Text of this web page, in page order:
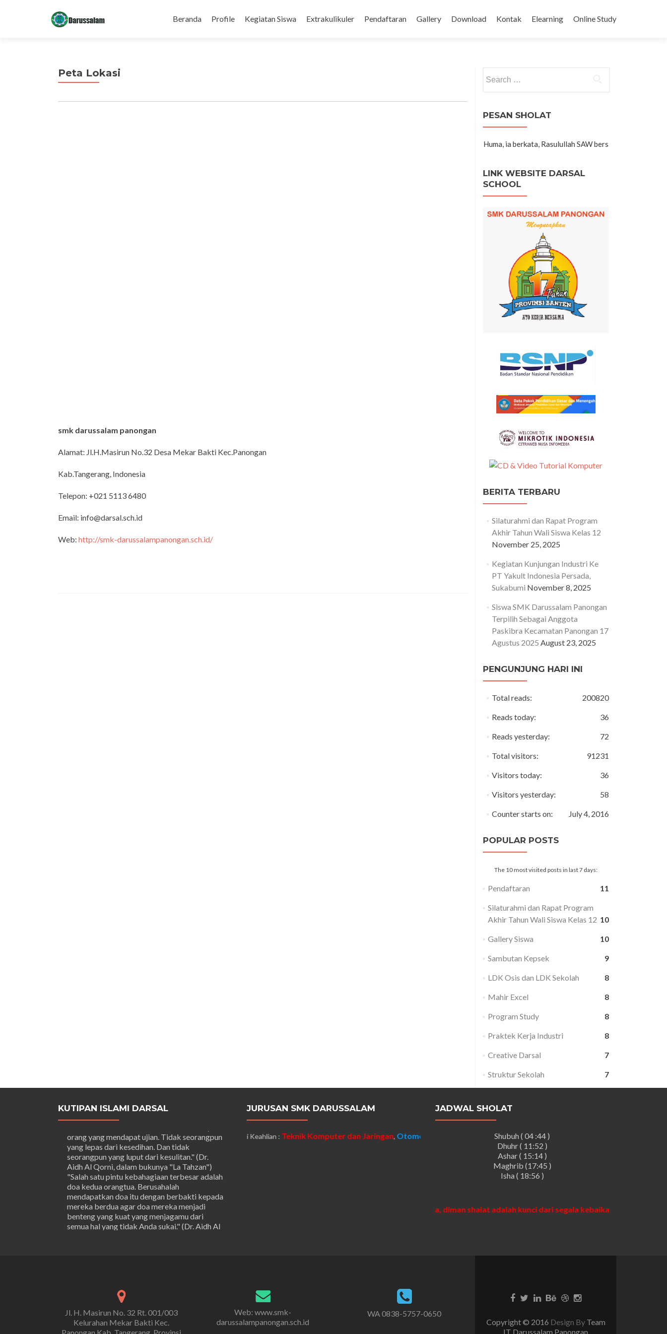
Beranda
Profile Kegiatan Siswa Extrakulikuler Pendaftaran Gallery Download Kontak Elearning Online Study
Peta Lokasi
smk darussalam panongan
Alamat: Jl.H.Masirun No.32 Desa Mekar Bakti Kec.Panongan
Kab.Tangerang, Indonesia
Telepon: +021 5113 6480
Email: info@darsal.sch.id
Web: http://smk-darussalampanongan.sch.id/
PESAN SHOLAT
Dari Ibnu Umar R. Huma, ia berkata, Rasulullah SAW bersabda,"
LINK WEBSITE DARSAL
SCHOOL
BERITA TERBARU
Silaturahmi dan Rapat Program
Akhir Tahun Wali Siswa Kelas 12
November 25, 2025
Kegiatan Kunjungan Industri Ke
PT Yakult Indonesia Persada,
Sukabumi November 8, 2025
Siswa SMK Darussalam Panongan
Terpilih Sebagai Anggota
Paskibra Kecamatan Panongan 17
Agustus 2025 August 23, 2025
PENGUNJUNG HARI INI
200820
Total reads:
36
Reads today:
72
Reads yesterday:
91231
Total visitors:
36
Visitors today:
58
Visitors yesterday:
July 4, 2016
Counter starts on:
POPULAR POSTS
The 10 most visited posts in last 7 days:
Pendaftaran 11
Silaturahmi dan Rapat Program
Akhir Tahun Wali Siswa Kelas 12 10
Gallery Siswa 10
Sambutan Kepsek 9
LDK Osis dan LDK Sekolah 8
Mahir Excel 8
Program Study 8
Praktek Kerja Industri 8
Creative Darsal 7
Struktur Sekolah 7
KUTIPAN ISLAMI DARSAL
Ketahuilah, bahwa anda bukan satu-satunya
orang yang mendapat ujian. Tidak seorangpun
yang lepas dari kesedihan. Dan tidak
seorangpun yang luput dari kesulitan." (Dr.
Aidh Al Qorni, dalam bukunya "La Tahzan")
"Salah satu pintu kebahagiaan terbesar adalah
doa kedua orangtua. Berusahalah
mendapatkan doa itu dengan berbakti kepada
mereka berdua agar doa mereka menjadi
benteng yang kuat yang menjagamu dari
semua hal yang tidak Anda sukai." (Dr. Aidh Al
Qorni, dalam bukunya "La Tahzan") "Berbuat
dari mengasihi anak yatim." (Dr. Aidh Al Qorni,
dalam bukunya "La Tahzan") "Tersenyumlah
kepada siapa saja, niscaya Anda akan
mendapatkan cinta kasih mereka, Haluskan
turur kata Anda niscaya mereka akan
JURUSAN SMK DARUSSALAM
Kompetensi Keahlian :Teknik Komputer dan Jaringan,Otomotif Multimedia.
JADWAL SHOLAT
Shubuh ( 04 :44 )
Dhuhr ( 11:52 )
Ashar ( 15:14 )
Maghrib (17:45 )
Isha ( 18:56 )
“Shalat merupakan tiang agama, diman shalat adalah kunci dari segala kebaikan”.,
Jl. H. Masirun No. 32 Rt. 001/003
Kelurahan Mekar Bakti Kec.
Web: www.smk-
darussalampanongan.sch.id
WA 0838-5757-0650
Copyright © 2016 Design ByTeam
IT Darussalam Panongan